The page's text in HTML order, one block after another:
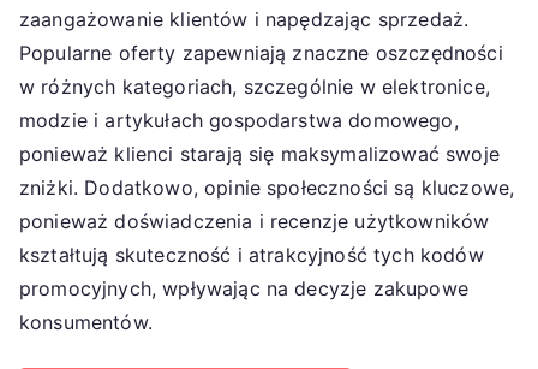
Popularne
zaangażowanie klientów i napędzając sprzedaż.
Popularne oferty zapewniają znaczne oszczędności
w różnych kategoriach, szczególnie w elektronice,
modzie i artykułach gospodarstwa domowego,
ponieważ klienci starają się maksymalizować swoje
zniżki. Dodatkowo, opinie społeczności są kluczowe,
ponieważ doświadczenia i recenzje użytkowników
kształtują skuteczność i atrakcyjność tych kodów
promocyjnych, wpływając na decyzje zakupowe
konsumentów.